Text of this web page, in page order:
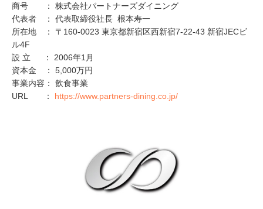
商号 ： 株式会社パートナーズダイニング
代表者 ： 代表取締役社長 根本寿一
所在地 ： 〒160-0023 東京都新宿区西新宿7-22-43 新宿JECビ
ル4F
設 立 ： 2006年1月
資本金 ： 5,000万円
事業内容： 飲食事業
URL ： https://www.partners-dining.co.jp/